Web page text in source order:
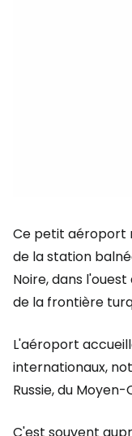
Ce petit aéroport
de la station
Noire, dans
de la frontière
L'aéroport
internationaux,
Russie, du